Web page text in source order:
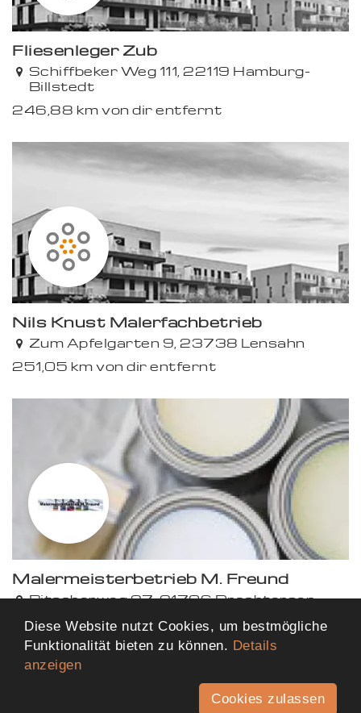
Premium
Fliesenleger Zub
Schiffbeker Weg 111, 22119 Hamburg-
Billstedt
246,88 km von dir entfernt
Premium
Nils Knust Malerfachbetrieb
Zum Apfelgarten 9, 23738 Lensahn
251,05 km von dir entfernt
Premium
Malermeisterbetrieb M. Freund
Ritscherweg 27, 21706 Drochtersen
295,96 km von dir entfernt
Diese Website nutzt Cookies, um bestmögliche
Funktionalität bieten zu können. Details
anzeigen
Cookies zulassen